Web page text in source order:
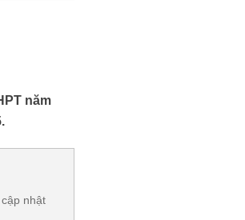
năm
nhật